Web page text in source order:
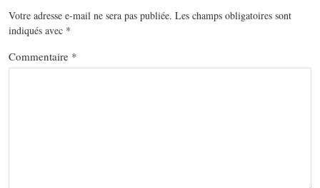
Votre adresse e-mail ne sera pas publiée. Les champs obligatoires sont
indiqués avec *
Commentaire *